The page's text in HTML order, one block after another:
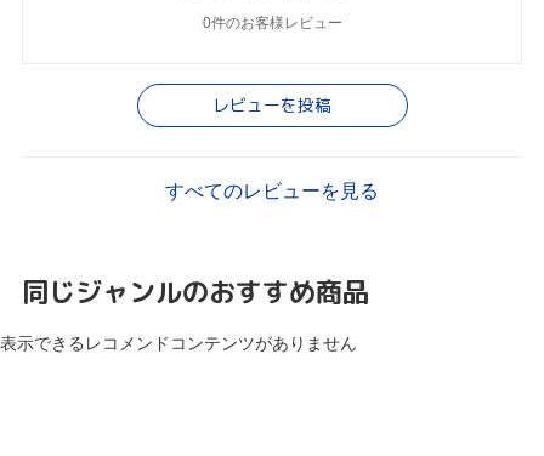
0件のお客様レビュー
レビューを投稿
すべてのレビューを見る
同じジャンルのおすすめ商品
表示できるレコメンドコンテンツがありません